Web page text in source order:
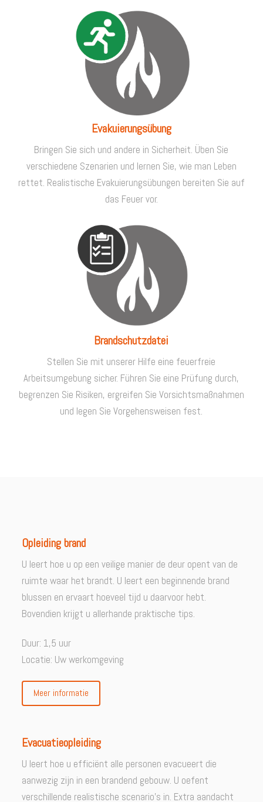
Evakuierungsübung
Bringen Sie sich und andere in Sicherheit. Üben Sie
verschiedene Szenarien und lernen Sie, wie man Leben
rettet. Realistische Evakuierungsübungen bereiten Sie auf
das Feuer vor.
Brandschutzdatei
Stellen Sie mit unserer Hilfe eine feuerfreie
Arbeitsumgebung sicher. Führen Sie eine Prüfung durch,
begrenzen Sie Risiken, ergreifen Sie Vorsichtsmaßnahmen
und legen Sie Vorgehensweisen fest.
Opleiding brand
U leert hoe u op een veilige manier de deur opent van de
ruimte waar het brandt. U leert een beginnende brand
blussen en ervaart hoeveel tijd u daarvoor hebt.
Bovendien krijgt u allerhande praktische tips.
Duur: 1,5 uur
Locatie: Uw werkomgeving
Meer informatie
Evacuatieopleiding
U leert hoe u efficiënt alle personen evacueert die
aanwezig zijn in een brandend gebouw. U oefent
verschillende realistische scenario’s in. Extra aandacht